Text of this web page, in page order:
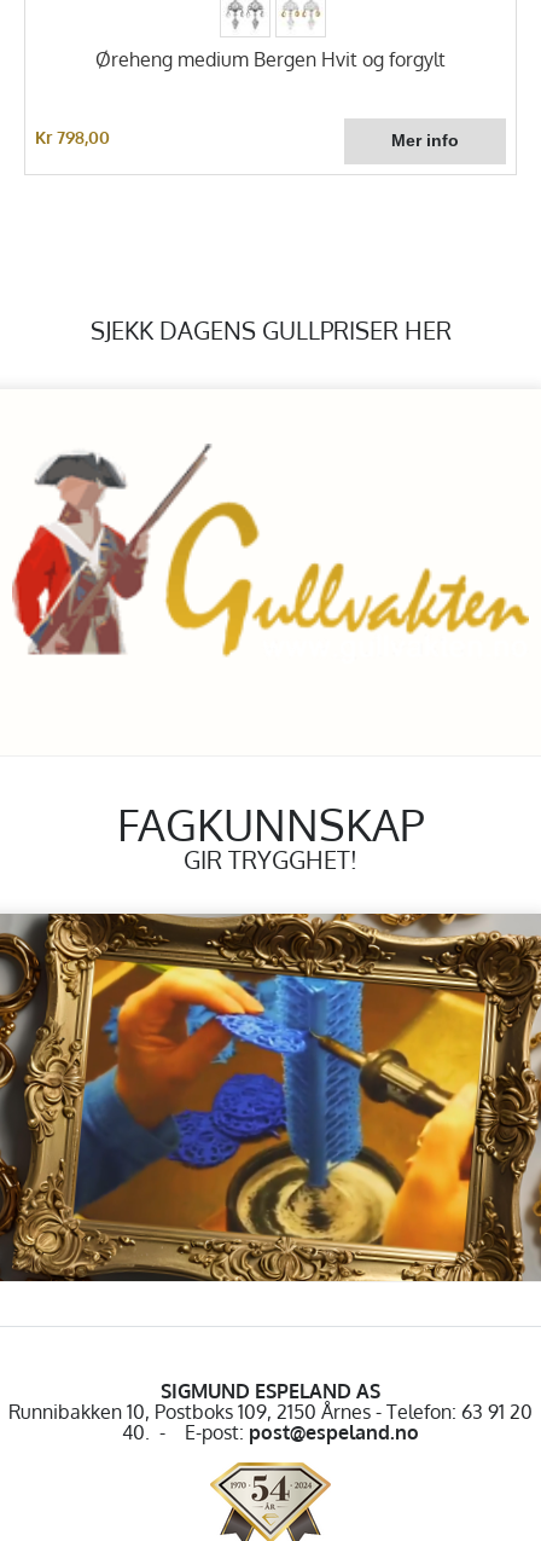
Øreheng medium Bergen Hvit og forgylt
Kr 798,00
SJEKK DAGENS GULLPRISER HER
FAGKUNNSKAP
GIR TRYGGHET!
SIGMUND ESPELAND AS
Runnibakken 10, Postboks 109, 2150 Årnes - Telefon: 63 91 20
40. - E-post: post@espeland.no